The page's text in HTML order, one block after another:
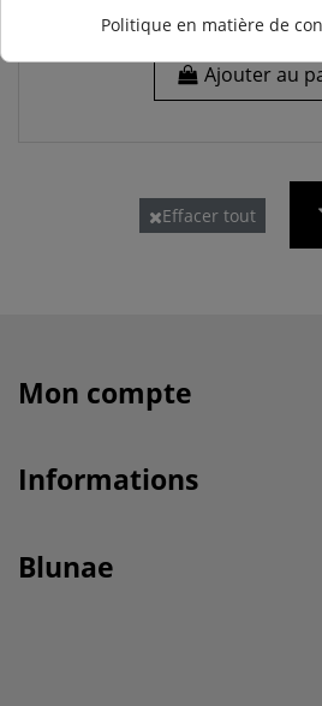
72,00
Ajouter au
Effacer tout
Mon compte
Informations
Blunae
Politique en matière de